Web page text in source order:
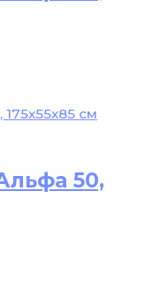
50,